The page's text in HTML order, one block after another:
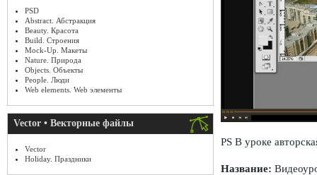
PSD
Abstract. Абстракция
Beauty. Красота
Build. Строения
Mock-Up. Макеты
Nature. Природа
Objects. Объекты
People. Люди
Web elements. Web элементы
Vector • Векторные файлы
Vector
Holiday. Праздники
PS В уроке
Название: